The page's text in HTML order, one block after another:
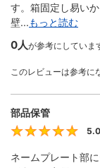
す。箱固定し易い
壁...もっと読む
0人が参考にしていま
このレビューは参考に
部品保管
5.0
ネームプレート部